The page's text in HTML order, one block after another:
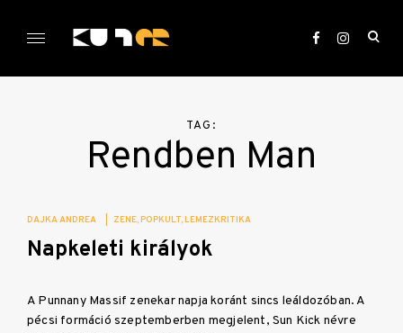
KULTer.hu
TAG:
Rendben Man
DAJKA ANDREA ZENE POPKULT LEMEZKRITIKA
Napkeleti királyok
A Punnany Massif zenekar napja koránt sincs leáldozóban. A
pécsi formáció szeptemberben megjelent, Sun Kick névre